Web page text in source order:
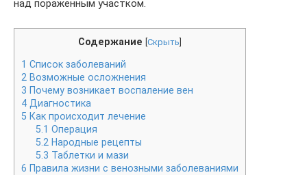
над пораженным участком.
Содержание Скрыть
1 Список заболеваний
2 Возможные осложнения
3 Почему возникает воспаление вен
4 Диагностика
5 Как происходит лечение
5.1 Операция
5.2 Народные рецепты
5.3 Таблетки и мази
6 Правила жизни с венозными заболеваниями